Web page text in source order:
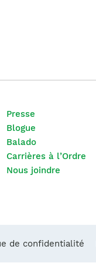
Presse
Blogue
Balado
Carrières à l’Ordre
Nous joindre
de confidentialité